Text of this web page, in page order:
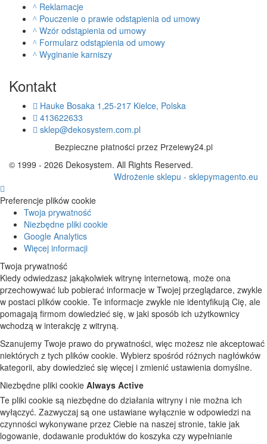
Reklamacje
Pouczenie o prawie odstąpienia od umowy
Wzór odstąpienia od umowy
Formularz odstąpienia od umowy
Wyginanie karniszy
Kontakt
Hauke Bosaka 1,25-217 Kielce, Polska
413622633
sklep@dekosystem.com.pl
Bezpieczne płatności przez Przelewy24.pl
© 1999 - 2026 Dekosystem. All Rights Reserved.
Wdrożenie sklepu - sklepymagento.eu
Preferencje plików cookie
Twoja prywatność
Niezbędne pliki cookie
Google Analytics
Więcej informacji
Twoja prywatność
Kiedy odwiedzasz jakąkolwiek witrynę internetową, może ona
przechowywać lub pobierać informacje w Twojej przeglądarce, zwykle
w postaci plików cookie. Te informacje zwykle nie identyfikują Cię, ale
pomagają firmom dowiedzieć się, w jaki sposób ich użytkownicy
wchodzą w interakcję z witryną.
Szanujemy Twoje prawo do prywatności, więc możesz nie akceptować
niektórych z tych plików cookie. Wybierz spośród różnych nagłówków
kategorii, aby dowiedzieć się więcej i zmienić ustawienia domyślne.
Niezbędne pliki cookie Always Active
Te pliki cookie są niezbędne do działania witryny i nie można ich
wyłączyć. Zazwyczaj są one ustawiane wyłącznie w odpowiedzi na
czynności wykonywane przez Ciebie na naszej stronie, takie jak
logowanie, dodawanie produktów do koszyka czy wypełnianie